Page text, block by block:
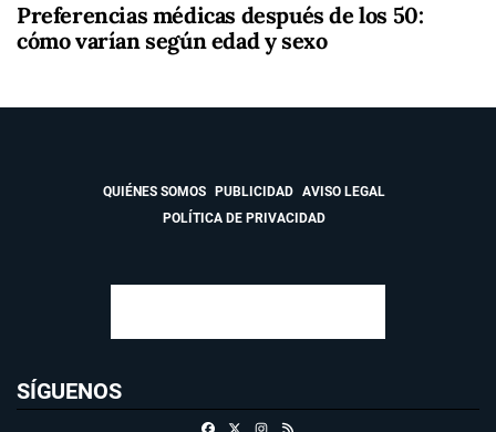
Preferencias médicas después de los 50:
cómo varían según edad y sexo
QUIÉNES SOMOS PUBLICIDAD
AVISO LEGAL
POLÍTICA DE PRIVACIDAD
SÍGUENOS
FacebookInstagram